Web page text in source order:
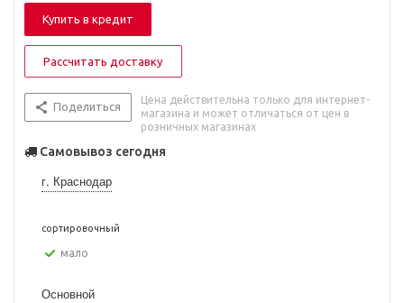
Купить в кредит
Рассчитать доставку
Поделиться
Цена действительна только для интернет-
магазина и может отличаться от цен в
розничных магазинах
Самовывоз сегодня
г. Краснодар
сортировочный
Мало
Основной